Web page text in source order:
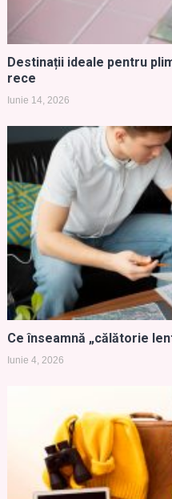
Destinații ideale pentru
rece
Iunie 14, 2026
Ce înseamnă „călătorie
Iunie 4, 2026